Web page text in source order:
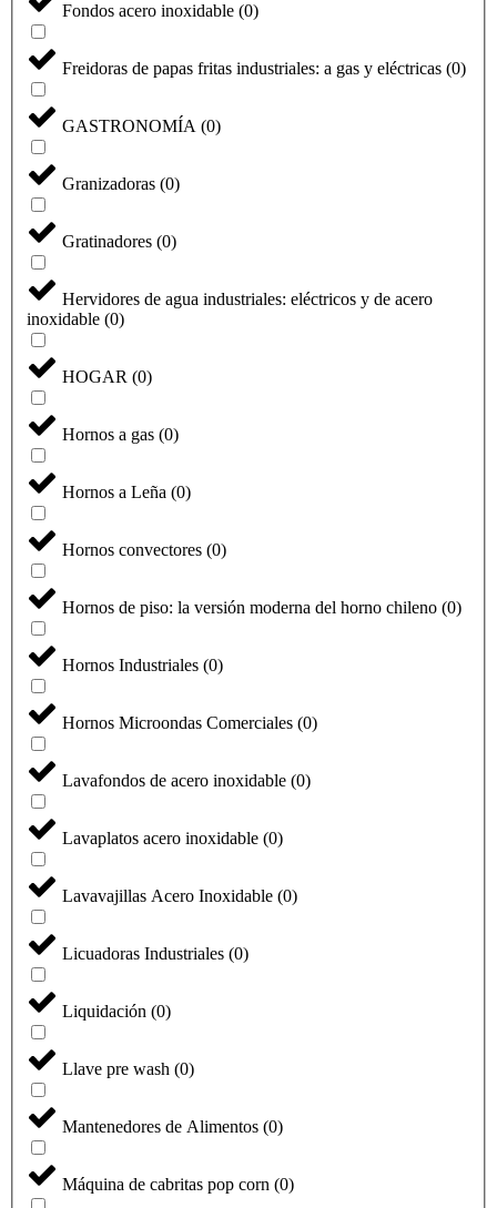
Fondos acero inoxidable (0)
Freidoras de papas fritas industriales: a gas y eléctricas (0)
GASTRONOMÍA (0)
Granizadoras (0)
Gratinadores (0)
Hervidores de agua industriales: eléctricos y de acero
inoxidable (0)
HOGAR (0)
Hornos a gas (0)
Hornos a Leña (0)
Hornos convectores (0)
Hornos de piso: la versión moderna del horno chileno (0)
Hornos Industriales (0)
Hornos Microondas Comerciales (0)
Lavafondos de acero inoxidable (0)
Lavaplatos acero inoxidable (0)
Lavavajillas Acero Inoxidable (0)
Licuadoras Industriales (0)
Liquidación (0)
Llave pre wash (0)
Mantenedores de Alimentos (0)
Máquina de cabritas pop corn (0)